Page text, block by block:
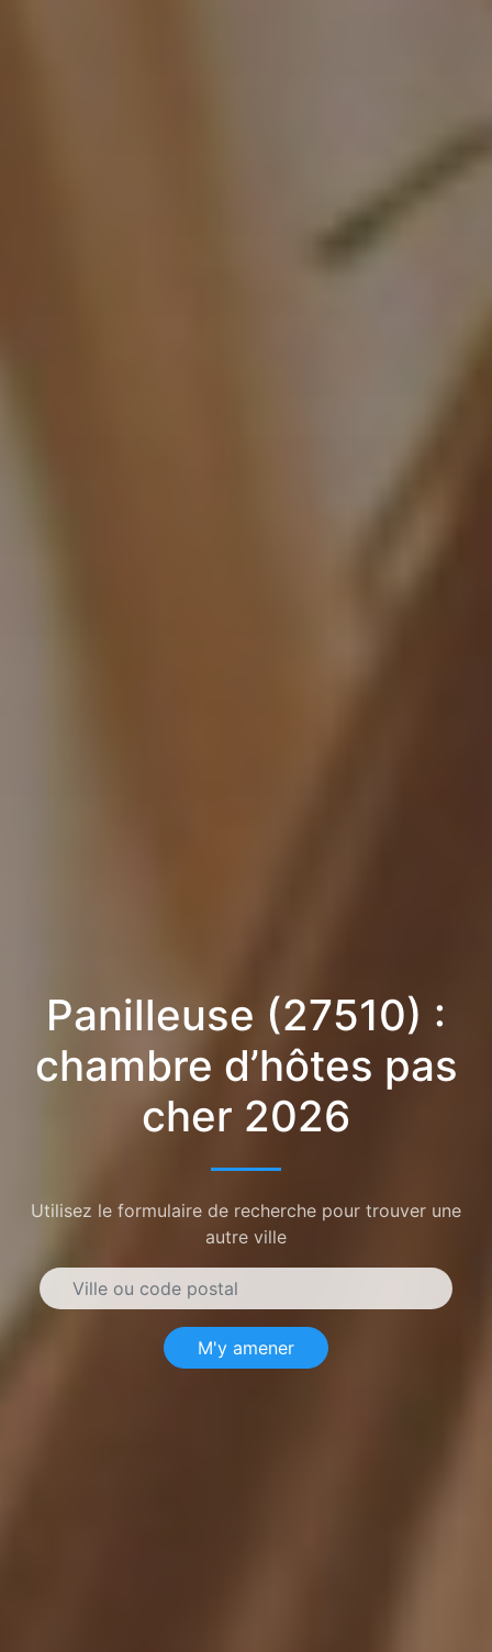
Panilleuse (27510) :
chambre d’hôtes pas
cher 2026
Utilisez le formulaire de recherche pour trouver une
autre ville
M'y amener